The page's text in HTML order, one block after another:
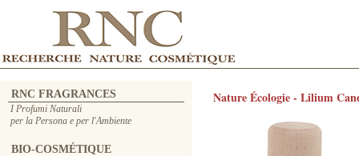
RNC FRAGRANCES
I Profumi Naturali
per la Persona e per l'Ambiente
BIO-COSMÉTIQUE
Nature Écologie - Lilium